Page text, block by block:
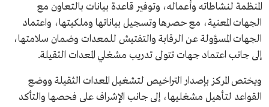
المنظمة لنشاطاته وأعماله، وتوفير قاعدة بيانات بالتعاون مع
الجهات المعنية، مع حصرها وتسجيل بياناتها وملكيتها، واعتماد
الجهات المسؤولة عن الرقابة والتفتيش للمعدات وضمان سلامتها،
إلى جانب اعتماد جهات تتولى تدريب مشغلي المعدات الثقيلة.
ويختص المركز بإصدار التراخيص لتشغيل المعدات الثقيلة ووضع
القواعد لتأهيل مشغليها، إلى جانب الإشراف على فحصها والتأكد